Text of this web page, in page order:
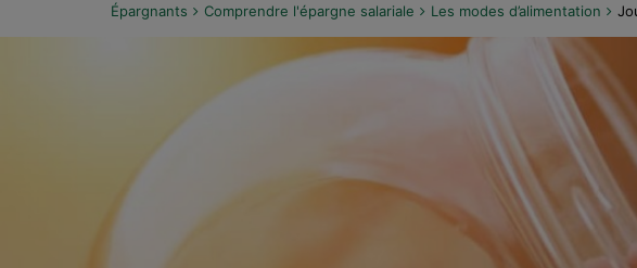
Épargnants Comprendre l'épargne salariale Les modes d’alimentation